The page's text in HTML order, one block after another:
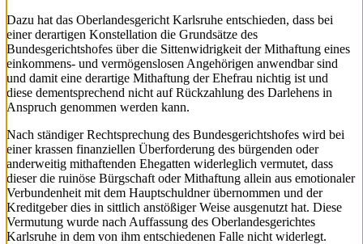
Dazu hat das Oberlandesgericht Karlsruhe entschieden, dass bei
einer derartigen Konstellation die Grundsätze des
Bundesgerichtshofes über die Sittenwidrigkeit der Mithaftung eines
einkommens- und vermögenslosen Angehörigen anwendbar sind
und damit eine derartige Mithaftung der Ehefrau nichtig ist und
diese dementsprechend nicht auf Rückzahlung des Darlehens in
Anspruch genommen werden kann.
Nach ständiger Rechtsprechung des Bundesgerichtshofes wird bei
einer krassen finanziellen Überforderung des bürgenden oder
anderweitig mithaftenden Ehegatten widerleglich vermutet, dass
dieser die ruinöse Bürgschaft oder Mithaftung allein aus emotionaler
Verbundenheit mit dem Hauptschuldner übernommen und der
Kreditgeber dies in sittlich anstößiger Weise ausgenutzt hat. Diese
Vermutung wurde nach Auffassung des Oberlandesgerichtes
Karlsruhe in dem von ihm entschiedenen Falle nicht widerlegt.